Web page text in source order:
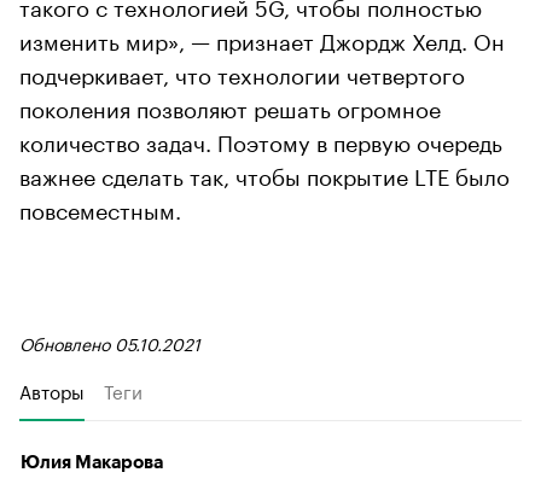
изменить мир», — признает Джордж Хелд. Он
подчеркивает, что технологии четвертого
поколения позволяют решать огромное
количество задач. Поэтому в первую очередь
важнее сделать так, чтобы покрытие LTE было
повсеместным.
Обновлено 05.10.2021
Авторы Теги
Юлия Макарова